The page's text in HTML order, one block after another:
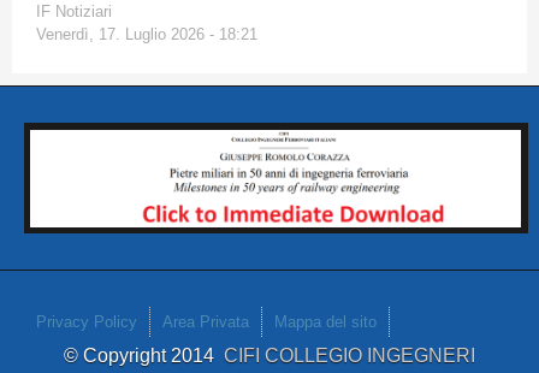
IF Notiziari
Venerdì, 17. Luglio 2026 - 18:21
Privacy Policy Area Privata Mappa del sito
© Copyright 2014 CIFI COLLEGIO INGEGNERI